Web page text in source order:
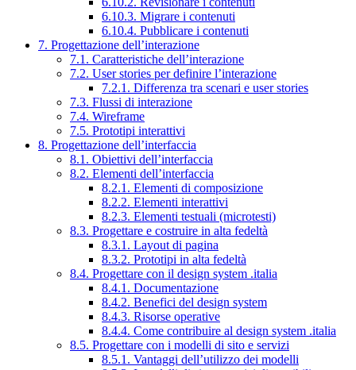
6.10.3. Migrare i contenuti
6.10.4. Pubblicare i contenuti
7. Progettazione dell’interazione
7.1. Caratteristiche dell’interazione
7.2. User stories per definire l’interazione
7.2.1. Differenza tra scenari e user stories
7.3. Flussi di interazione
7.4. Wireframe
7.5. Prototipi interattivi
8. Progettazione dell’interfaccia
8.1. Obiettivi dell’interfaccia
8.2. Elementi dell’interfaccia
8.2.1. Elementi di composizione
8.2.2. Elementi interattivi
8.2.3. Elementi testuali (microtesti)
8.3. Progettare e costruire in alta fedeltà
8.3.1. Layout di pagina
8.3.2. Prototipi in alta fedeltà
8.4. Progettare con il design system .italia
8.4.1. Documentazione
8.4.2. Benefici del design system
8.4.3. Risorse operative
8.4.4. Come contribuire al design system .italia
8.5. Progettare con i modelli di sito e servizi
8.5.1. Vantaggi dell’utilizzo dei modelli